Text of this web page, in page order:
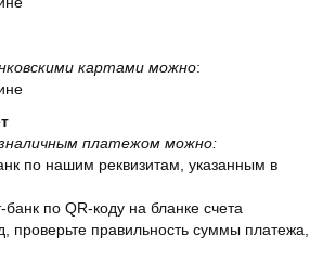
картами можно:
платежом можно:
по нашим реквизитам, указанным в
банк по QR-коду на бланке счета
проверьте правильность суммы платежа,